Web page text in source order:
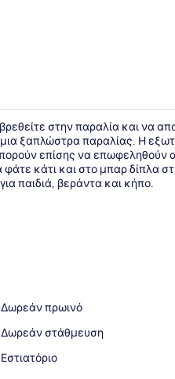
στην παραλία και να
ξαπλώστρα παραλίας. Η
επίσης να
κάτι και στο μπαρ δίπλα
παιδιά, βεράντα και κήπο.
Δωρεάν πρωινό
Δωρεάν στάθμευση
Εστιατόριο